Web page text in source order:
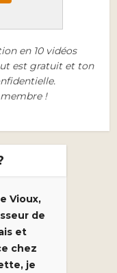
en 10 vidéos
est gratuit et ton
membre !
Vioux,
de
et
chez
je